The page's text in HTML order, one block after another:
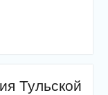
Тульской